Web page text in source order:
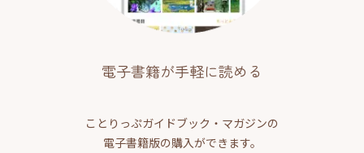
電子書籍が手軽に読める
ことりっぷガイドブック・マガジンの
電子書籍版の購入ができます。